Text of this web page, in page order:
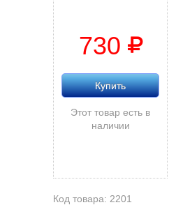
730
Купить
Этот товар есть в
наличии
Код товара: 2201